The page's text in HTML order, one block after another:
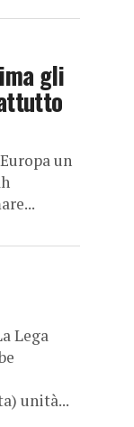
gli
un
Lega
unità...